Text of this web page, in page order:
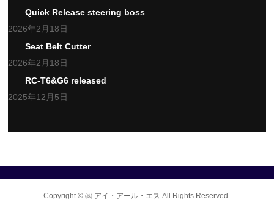
Quick Release steering boss
2026年2月18日
Seat Belt Cutter
2026年2月18日
RC-T6&G6 released
2025年12月5日
Copyright ©㈱ アイ・アール・エス All Rights Reserved.